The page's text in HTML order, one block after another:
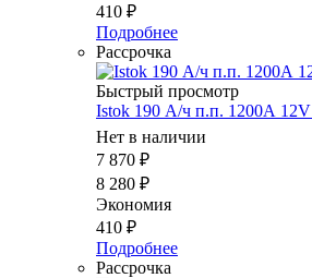
410 ₽
Подробнее
Рассрочка
Быстрый просмотр
Istok 190 А/ч п.п. 1200А 12V
Нет в наличии
7 870 ₽
8 280 ₽
Экономия
410 ₽
Подробнее
Рассрочка